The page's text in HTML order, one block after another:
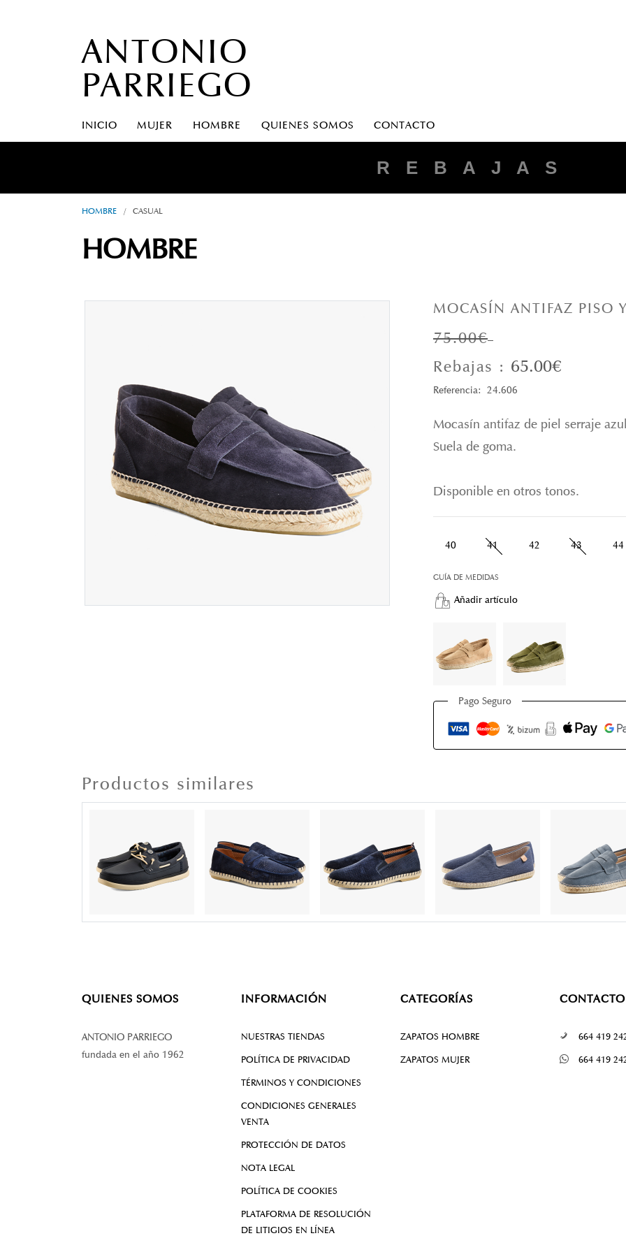
ANTONIO
PARRIEGO
INICIO MUJER HOMBRE QUIENES SOMOS CONTACTO
R E B A J A S
HOMBRE / CASUAL
HOMBRE
MOCASÍN ANTIFAZ PISO
75.00€
Rebajas : 65.00€
Referencia: 24.606
Mocasín antifaz de piel serraje
Suela de goma.
Disponible en otros tonos.
40 41 42 43 44
GUÍA DE MEDIDAS
Añadir artículo
Pago Seguro
Productos similares
QUIENES SOMOS
ANTONIO PARRIEGO
fundada en el año 1962
INFORMACIÓN
NUESTRAS TIENDAS
POLÍTICA DE PRIVACIDAD
TÉRMINOS Y CONDICIONES
CONDICIONES GENERALES
VENTA
PROTECCIÓN DE DATOS
NOTA LEGAL
POLÍTICA DE COOKIES
PLATAFORMA DE RESOLUCIÓN
DE LITIGIOS EN LÍNEA
CATEGORÍAS
ZAPATOS HOMBRE
ZAPATOS MUJER
CONTACTO
664 419
664 419